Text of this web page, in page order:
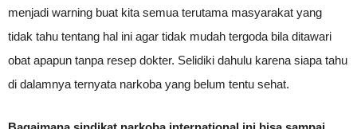
menjadi warning buat kita semua terutama masyarakat yang
tidak tahu tentang hal ini agar tidak mudah tergoda bila ditawari
obat apapun tanpa resep dokter. Selidiki dahulu karena siapa tahu
di dalamnya ternyata narkoba yang belum tentu sehat.